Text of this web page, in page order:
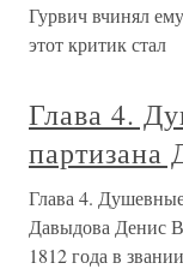
Гурвич вчинял
этот критик стал
Глава 4.
партизана
Глава 4.
Давыдова Денис
1812 года в